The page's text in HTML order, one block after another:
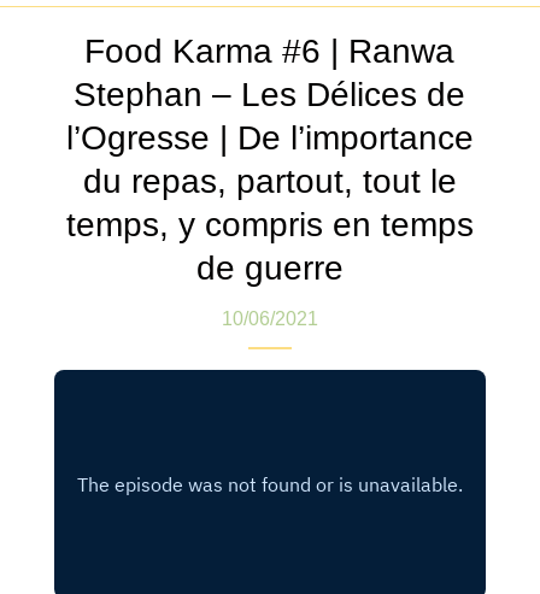
Food Karma #6 | Ranwa
Stephan – Les Délices de
l’Ogresse | De l’importance
du repas, partout, tout le
temps, y compris en temps
de guerre
10/06/2021